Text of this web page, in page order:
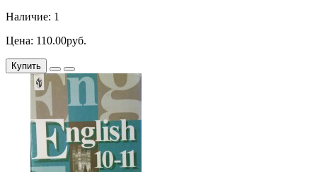
Наличие: 1
Цена: 110.00руб.
Купить